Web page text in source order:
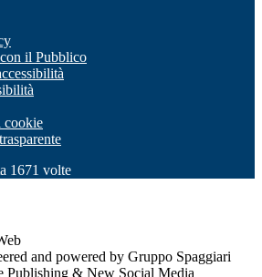
il Pubblico
cookie
1671 volte
and powered by Gruppo Spaggiari
Publishing & New Social Media